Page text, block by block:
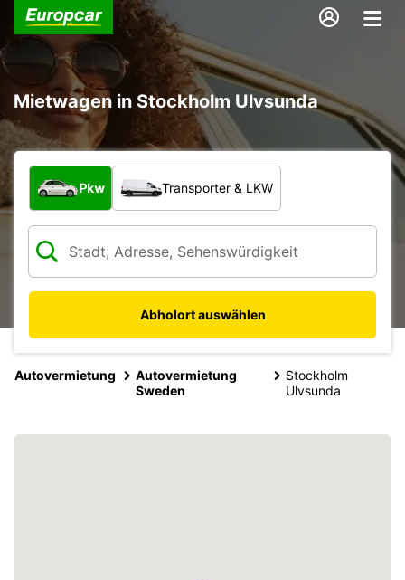
Mietwagen in Stockholm Ulvsunda
Welche Art von Fahrzeug?
Pkw Transporter & LKW
Abholort auswählen
Autovermietung
Autovermietung
Sweden
Stockholm
Ulvsunda